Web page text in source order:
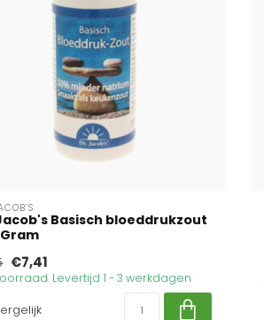
Basisch bloeddrukzout
€7,41
Levertijd 1 - 3 werkdagen